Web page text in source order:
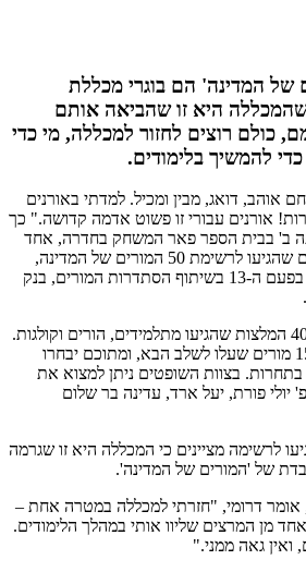
50 'המורים של המדינה' הם בוגרי מכללת
שהמכללה היא זו שהביאה אותם
כולם רוצים לחזור למכללה, מי כדי
להמשיך בלימודים.
אוהב, דואג, מבין ומכיל. למדתי באורנים
אורנים עבורי זו פשוט אדמה קדושה." כך
ב' בבית הספר פאר המשחק בחדרה, אחד
משישה בוגרי מכללת אורנים שהגיעו לרשימת 50 המורים של המדינה,
הפרויקט המרגש המתקיים בפעם ה-13 בשיתוף הסתדרות המורים, בנק
50 המורים נבחרו מתוך 4000 המלצות שהגיעו מתלמידים, הורים וקולגות.
מתוך ה-50 שהגיעו נבחרו 15 מורים שעלו לשלב הבא, ומתוכם יבחרו
בתחרות. בצוות השופטים ניתן למצוא את
יולי פורת, יעל ארד, עדינה בר שלום
לרשימה מציינים כי המכללה היא זו שגרמה
של 'המורים של המדינה'.
אומר דרומי, "חזרתי למכללה במטרה אחת –
מן המרצים שליוו אותי במהלך הלימודים.
ואין גאה ממני."